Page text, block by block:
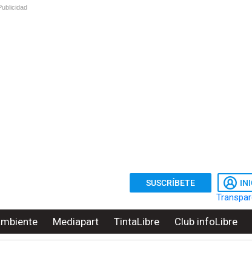
SUSCRÍBETE
Mediapart TintaLibre Club infoLibre